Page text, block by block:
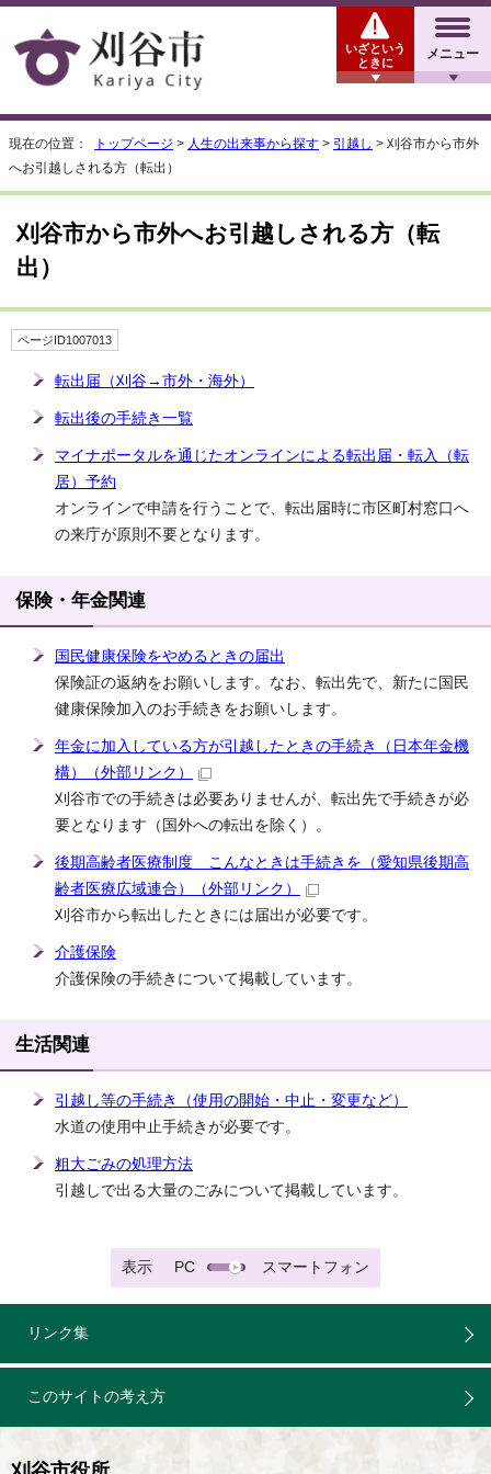
メニュー
いざという
ときに
現在の位置： トップページ > 人生の出来事から探す > 引越し > 刈谷市から市外
へお引越しされる方（転出）
刈谷市から市外へお引越しされる方（転
出）
ページID1007013
転出届（刈谷→市外・海外）
転出後の手続き一覧
マイナポータルを通じたオンラインによる転出届・転入（転
居）予約
オンラインで申請を行うことで、転出届時に市区町村窓口へ
の来庁が原則不要となります。
保険・年金関連
国民健康保険をやめるときの届出
保険証の返納をお願いします。なお、転出先で、新たに国民
健康保険加入のお手続きをお願いします。
年金に加入している方が引越したときの手続き（日本年金機
構）
（外部リンク）
刈谷市での手続きは必要ありませんが、転出先で手続きが必
要となります（国外への転出を除く）。
後期高齢者医療制度 こんなときは手続きを（愛知県後期高
齢者医療広域連合）
（外部リンク）
刈谷市から転出したときには届出が必要です。
介護保険
介護保険の手続きについて掲載しています。
生活関連
引越し等の手続き（使用の開始・中止・変更など）
水道の使用中止手続きが必要です。
粗大ごみの処理方法
引越しで出る大量のごみについて掲載しています。
表示 PC スマートフォン
リンク集
このサイトの考え方